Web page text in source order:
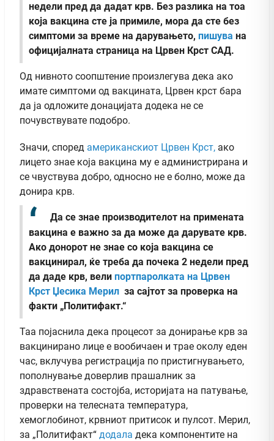
недели пред да дадат крв. Без разлика на тоа
која вакцина сте ја примиле, мора да сте без
симптоми за време на дарувањето, пишува на
официјалната страница на Црвен Крст САД.
Од нивното соопштение произлегува дека ако
имате симптоми од вакцината, Црвен крст бара
да ја одложите донацијата додека не се
почувствувате подобро.
Значи, според американскиот Црвен Крст, ако
лицето знае која вакцина му е администрирана и
се чвуствува добро, односно не е болно, може да
донира крв.
Да се знае производителот на примената
вакцина е важно за да може да дарувате крв.
Ако донорот не знае со која вакцина се
вакцинирал, ќе треба да почека 2 недели пред
да даде крв, вели портпаролката на Црвен
Крст Џесика Мерил за сајтот за проверка на
факти „Политифакт.“
Таа појаснила дека процесот за донирање крв за
вакцинирано лице е вообичаен и трае околу еден
час, вклучува регистрација по пристигнувањето,
пополнување доверлив прашалник за
здравствената состојба, историјата на патување,
проверки на телесната температура,
хемоглобинот, крвниот притисок и пулсот. Мерил,
за „Политифакт“ додала дека компонентите на